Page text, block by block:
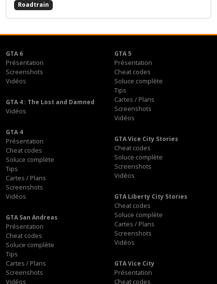
Roadtrain
GTA 6
Présentation
Screenshots
Vidéos
GTA 5
Présentation
Cheat codes
Soluce complète
Tips
Cartes / Plans
Screenshots
Vidéos
GTA 4 : The Lost and Damned
Vidéos
GTA 4
Présentation
Cheat codes
Soluce complète
Tips
Cartes / Plans
Screenshots
Vidéos
GTA Vice City Stories
Cheat codes
Soluce complète
Screenshots
Vidéos
GTA Liberty City Stories
Cheat codes
Soluce complète
Cartes / Plans
Screenshots
Vidéos
GTA San Andreas
Présentation
Cheat codes
Soluce complète
Tips
Cartes / Plans
Screenshots
Vidéos
GTA Vice City
Présentation
Cheat codes